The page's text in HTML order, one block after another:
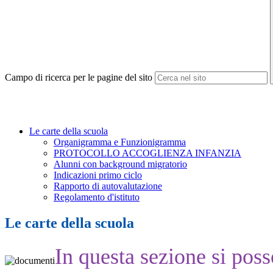
Campo di ricerca per le pagine del sito
Le carte della scuola
Organigramma e Funzionigramma
PROTOCOLLO ACCOGLIENZA INFANZIA
Alunni con background migratorio
Indicazioni primo ciclo
Rapporto di autovalutazione
Regolamento d'istituto
Le carte della scuola
In questa sezione si